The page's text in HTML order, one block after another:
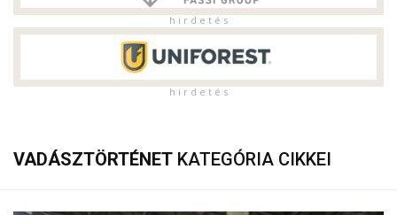
h i r d e t é s
h i r d e t é s
VADÁSZTÖRTÉNET KATEGÓRIA CIKKEI